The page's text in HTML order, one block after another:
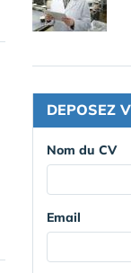
DEPOSEZ
Nom du CV
Email